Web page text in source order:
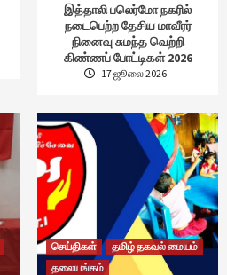
இத்தாலி பலெர்மோ நகரில்
நடைபெற்ற தேசிய மாவீரர்
நினைவு சுமந்த வெற்றி
கிண்ணப் போட்டிகள் 2026
17 ஜூலை 2026
செய்திகள்
தமிழ் தகவல் மையம்
தலையங்கம்